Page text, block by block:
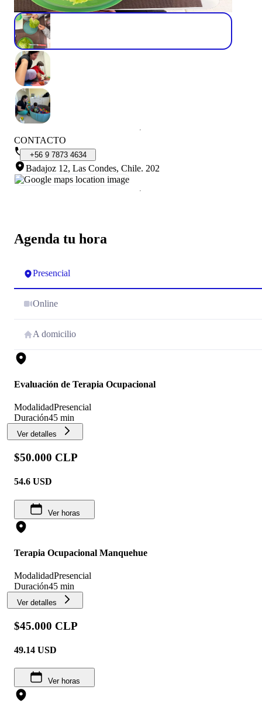
Agenda tu hora
Presencial
Online
A domicilio
Evaluación de Terapia Ocupacional
ModalidadPresencial
Duración45 min
Ver detalles
$50.000 CLP
54.6 USD
Ver horas
Terapia Ocupacional Manquehue
ModalidadPresencial
Duración45 min
Ver detalles
$45.000 CLP
49.14 USD
Ver horas
CONTACTO
+56 9 7873 4634
Badajoz 12, Las Condes, Chile. 202